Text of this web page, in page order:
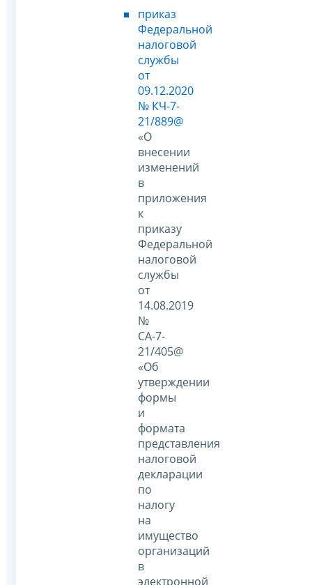
приказ
Федеральной
налоговой
службы
от
09.12.2020
№ КЧ-7-
21/889@
«О
внесении
изменений
в
приложения
к
приказу
Федеральной
налоговой
службы
от
14.08.2019
№
СА-7-
21/405@
«Об
утверждении
формы
и
формата
представления
налоговой
декларации
по
налогу
на
имущество
организаций
в
электронной